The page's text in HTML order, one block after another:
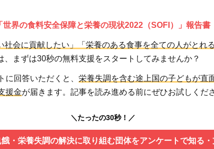
界の食料安全保障と栄養の現状2022（SOFI）」報告書
社会に貢献したい」「栄養のある食事を全ての人がとれ
、まずは30秒の無料支援をスタートしてみませんか？
に回答いただくと、 栄養失調を含む途上国の子どもが直
援金が届きます。記事を読み進める前にぜひお試しくだ
＼たったの30秒！／
・栄養失調の解決に取り組む団体をアンケートで知る